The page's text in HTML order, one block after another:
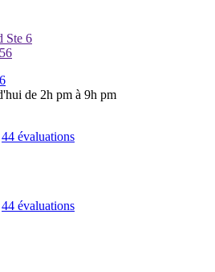
Ste 6
de 2h pm à 9h pm
44 évaluations
44 évaluations